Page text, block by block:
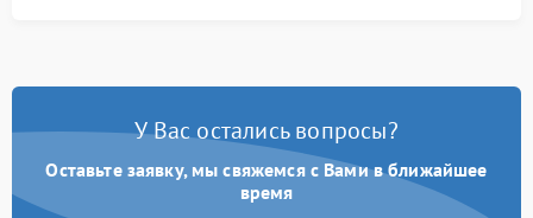
У Вас остались вопросы?
Оставьте заявку, мы свяжемся с Вами в ближайшее
время